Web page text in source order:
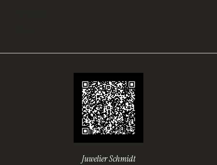
Juwelier Schmidt